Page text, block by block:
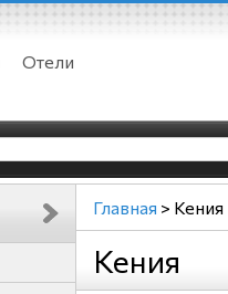
Отели
Главная > Кения
Кения